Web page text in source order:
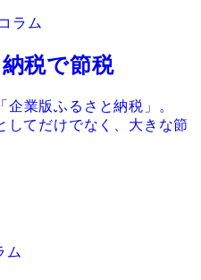
コラム
税で節税
業版ふるさと納税」。
してだけでなく、大きな節
ム